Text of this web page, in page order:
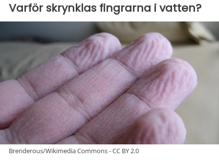
Varför skrynklas fingrarna i vatten?
Brenderous/Wikimedia Commons - CC BY 2.0